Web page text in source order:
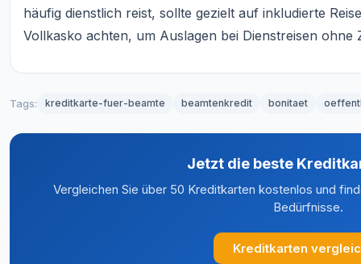
häufig dienstlich reist, sollte gezielt auf inkludierte
Vollkasko achten, um Auslagen bei Dienstreisen ohne
Tags: kreditkarte-fuer-beamte beamtenkredit bonitaet
Jetzt die beste
Vergleichen Sie über 50 Kreditkarten kostenlos und
Bedürfnisse.
Kreditkarten